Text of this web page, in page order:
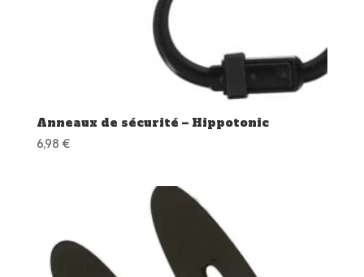
Anneaux de sécurité – Hippotonic
6,98 €